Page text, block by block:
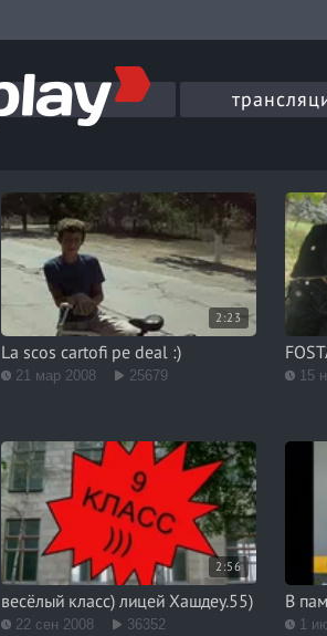
2:23
La scos cartofi pe deal :)
21 мар 2008 25679 15
2:56
весёлый класс) лицей Хашдеу.55)
22 сен 2008 36352
В
1